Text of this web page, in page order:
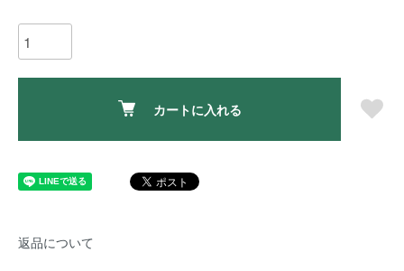
カートに入れる
返品について